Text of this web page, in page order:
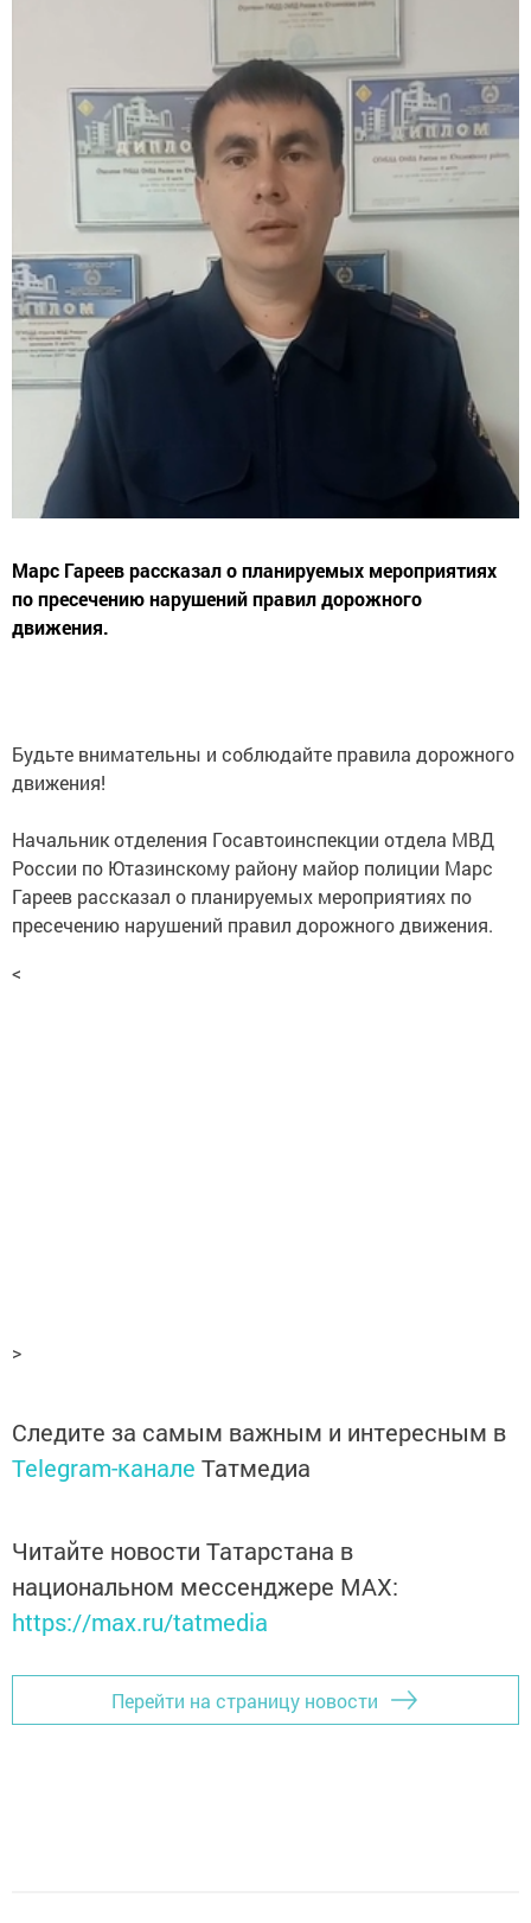
Марс Гареев рассказал о планируемых мероприятиях
по пресечению нарушений правил дорожного
движения.
Будьте внимательны и соблюдайте правила дорожного
движения!
Начальник отделения Госавтоинспекции отдела МВД
России по Ютазинскому району майор полиции Марс
Гареев рассказал о планируемых мероприятиях по
пресечению нарушений правил дорожного движения.
<
>
Следите за самым важным и интересным в
Telegram-канале Татмедиа
Читайте новости Татарстана в
национальном мессенджере MАХ:
https://max.ru/tatmedia
Перейти на страницу новости